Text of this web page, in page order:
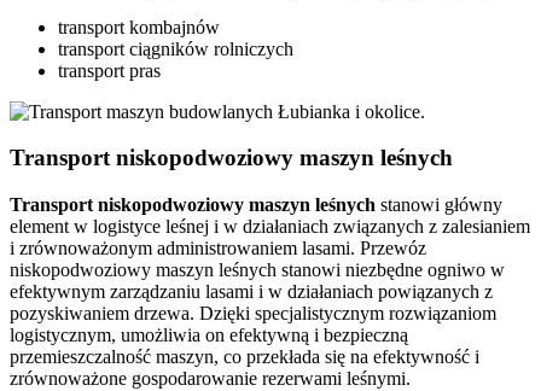
transport kombajnów
transport ciągników rolniczych
transport pras
Transport niskopodwoziowy maszyn leśnych
Transport niskopodwoziowy maszyn leśnych stanowi główny
element w logistyce leśnej i w działaniach związanych z zalesianiem
i zrównoważonym administrowaniem lasami. Przewóz
niskopodwoziowy maszyn leśnych stanowi niezbędne ogniwo w
efektywnym zarządzaniu lasami i w działaniach powiązanych z
pozyskiwaniem drzewa. Dzięki specjalistycznym rozwiązaniom
logistycznym, umożliwia on efektywną i bezpieczną
przemieszczalność maszyn, co przekłada się na efektywność i
zrównoważone gospodarowanie rezerwami leśnymi.